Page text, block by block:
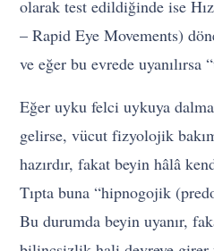
olarak test edildiğinde ise
– Rapid Eye Movements)
ve eğer bu evrede uyanılırsa
Eğer uyku felci uykuya
gelirse, vücut fizyolojik
hazırdır, fakat beyin hâlâ
Tıpta buna “hipnogojik
Bu durumda beyin uyanır,